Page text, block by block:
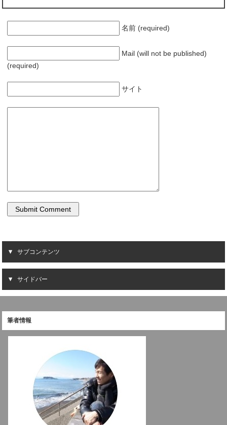
名前 (required)
Mail (will not be published)
(required)
サイト
サブコンテンツ
サイドバー
筆者情報